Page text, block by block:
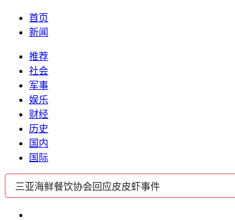
首页
新闻
推荐
社会
军事
娱乐
财经
历史
国内
国际